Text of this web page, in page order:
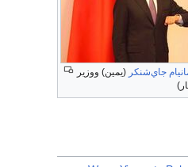
جاي‌شنكر (يمين) ووزير